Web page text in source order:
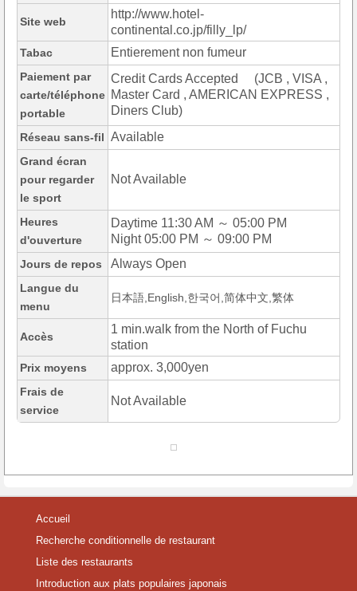
Site web
http://www.hotel-
continental.co.jp/filly_lp/
Tabac Entierement non fumeur
Paiement par
carte/téléphone
portable
Credit Cards Accepted (JCB , VISA ,
Master Card , AMERICAN EXPRESS ,
Diners Club)
Réseau sans-fil Available
Grand écran
pour regarder
le sport
Not Available
Heures
d'ouverture
Daytime 11:30 AM ～ 05:00 PM
Night 05:00 PM ～ 09:00 PM
Jours de repos Always Open
Langue du
menu
日本語,English,한국어,简体中文,繁体
Accès
1 min.walk from the North of Fuchu
station
Prix moyens approx. 3,000yen
Frais de
service
Not Available
Accueil
Recherche conditionnelle de restaurant
Liste des restaurants
Introduction aux plats populaires japonais